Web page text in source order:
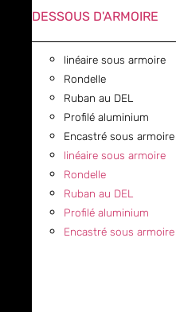
DESSOUS D'ARMOIRE
linéaire sous armoire
Rondelle
Ruban au DEL
Profilé aluminium
Encastré sous armoire
linéaire sous armoire
Rondelle
Ruban au DEL
Profilé aluminium
Encastré sous armoire